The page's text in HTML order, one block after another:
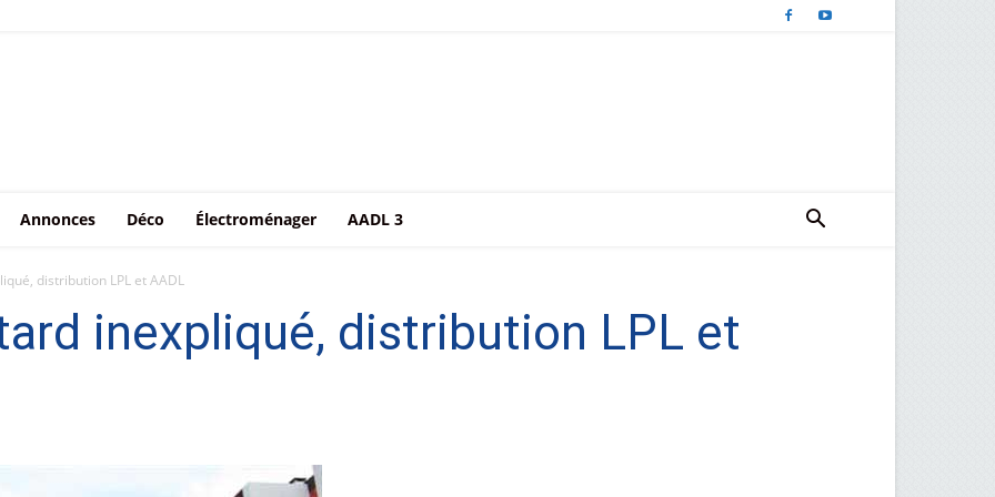
Annonces Déco Électroménager AADL 3
distribution LPL et AADL
inexpliqué, distribution LPL et